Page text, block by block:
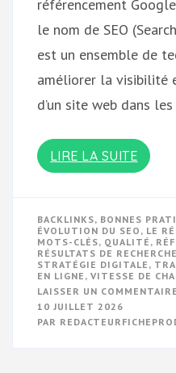
référencement
le nom de SEO
est un ensemble de
améliorer la visibilité
d’un site web dans
LIRE LA SUITE
BACKLINKS, BONNES
ÉVOLUTION DU SEO , LE
MOTS-CLÉS, QUALITÉ ,
RÉSULTATS DE RECHERCHE
STRATÉGIE DIGITALE ,
EN LIGNE , VITESSE DE
LAISSER UN COMMENTAIRE
10 JUILLET 2026
PAR